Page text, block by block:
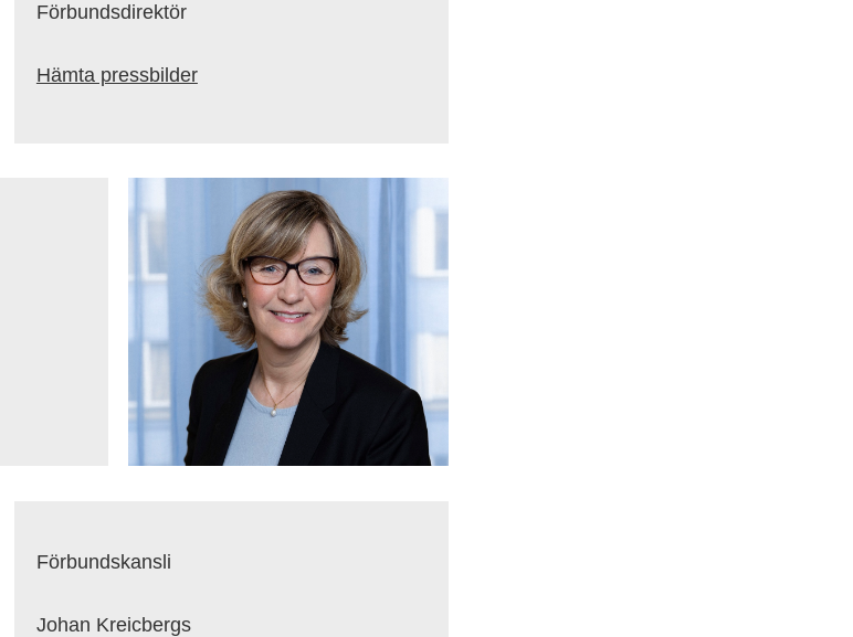
Förbundsdirektör
Hämta pressbilder
Förbundskansli
Johan Kreicbergs